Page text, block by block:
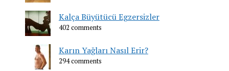
Kalça Büyütücü Egzersizler
402 comments
Karın Yağları Nasıl Erir?
294 comments